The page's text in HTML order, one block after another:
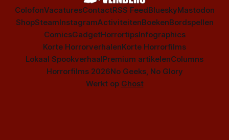
ColofonVacaturesContactRSS FeedBlueskyMastodon
ShopSteamInstagramActiviteitenBoekenBordspellen
ComicsGadgetHorrortipsInfographics
Korte HorrorverhalenKorte Horrorfilms
Lokaal SpookverhaalPremium artikelenColumns
Horrorfilms 2026No Geeks, No Glory
Werkt op Ghost